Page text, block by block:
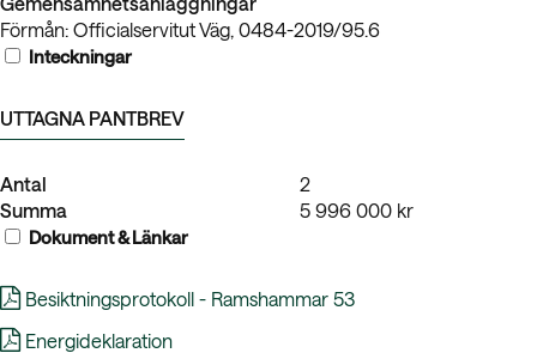
Förmån: Officialservitut Väg, 0484-2019/95.6
Inteckningar
UTTAGNA PANTBREV
Antal
2
Summa
5 996 000 kr
Dokument & Länkar
Besiktningsprotokoll - Ramshammar 53
Energideklaration